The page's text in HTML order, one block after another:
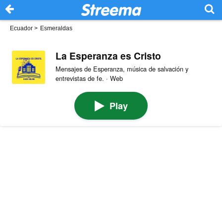
Ecuador > Esmeraldas
La Esperanza es Cristo
Mensajes de Esperanza, música de salvación y
entrevistas de fe. · Web
Play